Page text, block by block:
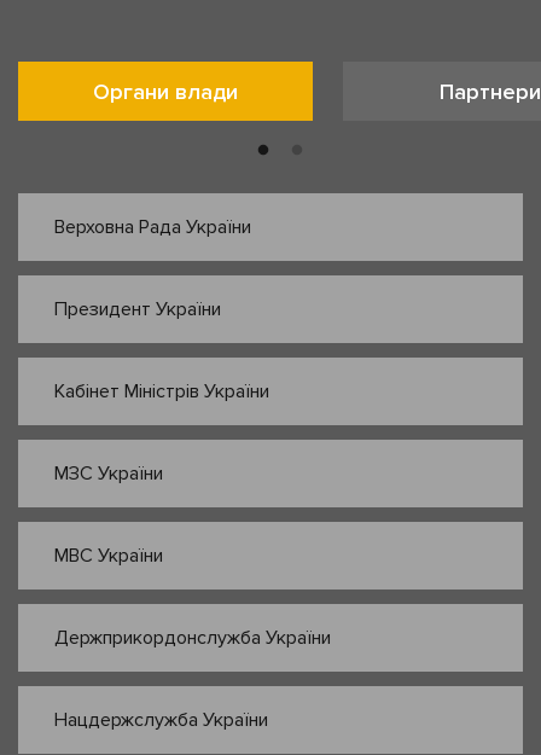
Органи влади Партнери
Верховна Рада України
Президент України
Кабінет Міністрів України
МЗС України
МВС України
Держприкордонслужба України
Нацдержслужба України